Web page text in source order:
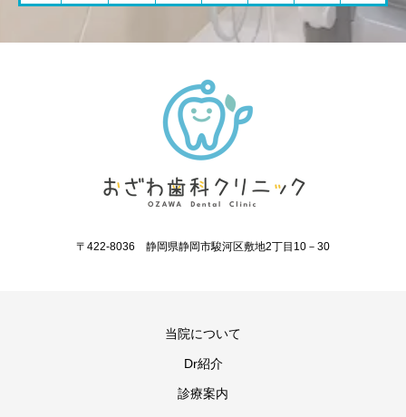
〒422-8036 静岡県静岡市駿河区敷地2丁目10－30
当院について
Dr紹介
診療案内